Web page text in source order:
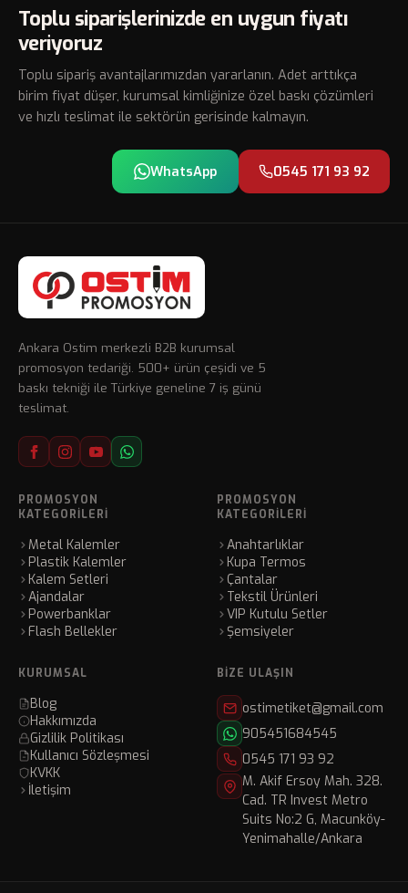
Toplu siparişlerinizde en uygun fiyatı
veriyoruz
Toplu sipariş avantajlarımızdan yararlanın. Adet arttıkça
birim fiyat düşer, kurumsal kimliğinize özel baskı çözümleri
ve hızlı teslimat ile sektörün gerisinde kalmayın.
WhatsApp 0545 171 93 92
Ankara Ostim merkezli B2B kurumsal
promosyon tedariği. 500+ ürün çeşidi ve 5
baskı tekniği ile Türkiye geneline 7 iş günü
teslimat.
PROMOSYON
KATEGORILERI
Metal Kalemler
Plastik Kalemler
Kalem Setleri
Ajandalar
Powerbanklar
Flash Bellekler
PROMOSYON
KATEGORILERI
Anahtarlıklar
Kupa Termos
Çantalar
Tekstil Ürünleri
VIP Kutulu Setler
Şemsiyeler
KURUMSAL
Blog
Hakkımızda
Gizlilik Politikası
Kullanıcı Sözleşmesi
KVKK
İletişim
BIZE ULAŞIN
ostimetiket@gmail.com
905451684545
0545 171 93 92
M. Akif Ersoy Mah. 328.
Cad. TR Invest Metro
Suits No:2 G, Macunköy-
Yenimahalle/Ankara